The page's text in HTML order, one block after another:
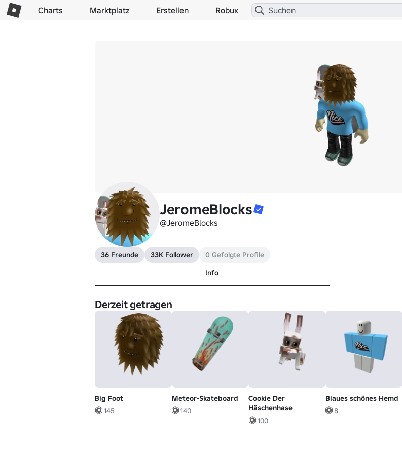
Charts Marktplatz Erstellen Robux
JeromeBlocks
@JeromeBlocks
36 Freunde 33K Follower
0 Gefolgte Profile
Info
Derzeit getragen
Big Foot
145
Meteor-Skateboard
140
Cookie Der
Häschenhase
100
Blaues schönes Hemd
8